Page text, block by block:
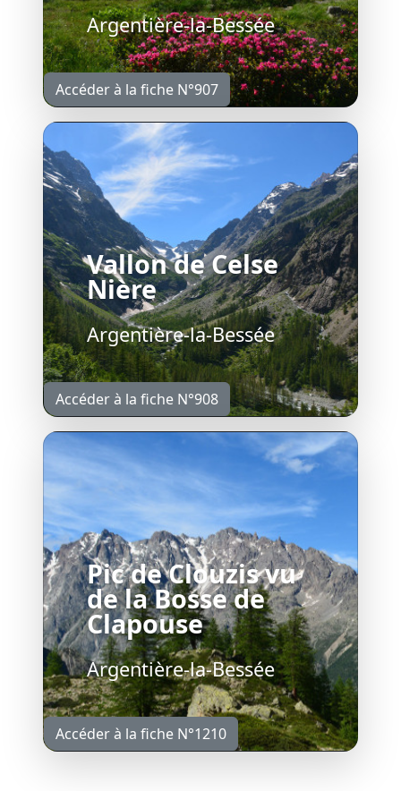
Argentière-la-Bessée
Accéder à la fiche N°907
Vallon de Celse
Nière
Argentière-la-Bessée
Accéder à la fiche N°908
Pic de Clouzis vu
de la Bosse de
Clapouse
Argentière-la-Bessée
Accéder à la fiche N°1210